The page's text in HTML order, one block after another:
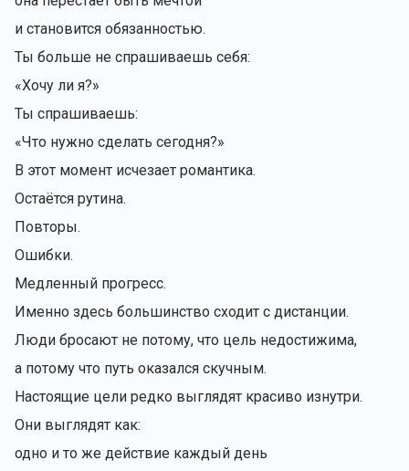
и становится обязанностью.
Ты больше не спрашиваешь себя:
«Хочу ли я?»
Ты спрашиваешь:
«Что нужно сделать сегодня?»
В этот момент исчезает романтика.
Остаётся рутина.
Повторы.
Ошибки.
Медленный прогресс.
Именно здесь большинство сходит с дистанции.
Люди бросают не потому, что цель недостижима,
а потому что путь оказался скучным.
Настоящие цели редко выглядят красиво изнутри.
Они выглядят как:
одно и то же действие каждый день